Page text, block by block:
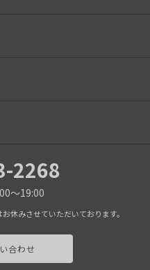
2268
～19:00
休みさせていただいております。
合わせ